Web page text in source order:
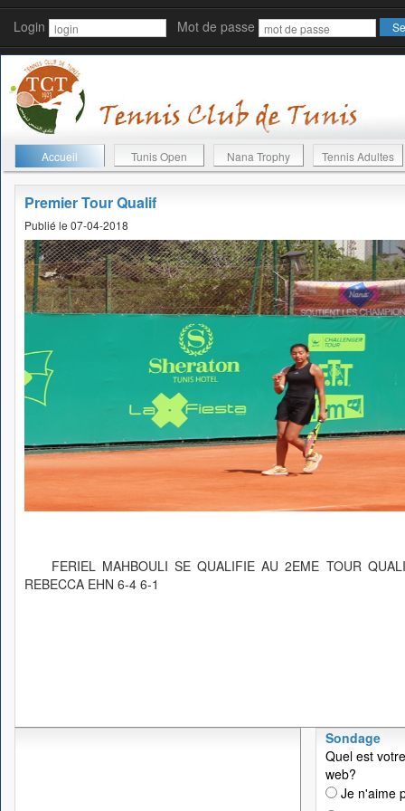
Login Mot de passe
Accueil Tunis Open Nana Trophy Tennis Adultes
Premier Tour Qualif
Publié le 07-04-2018
FERIEL MAHBOULI SE QUALIFIE AU 2EME TOUR
REBECCA EHN 6-4 6-1
Sondage
Quel est
web?
Je n'aime